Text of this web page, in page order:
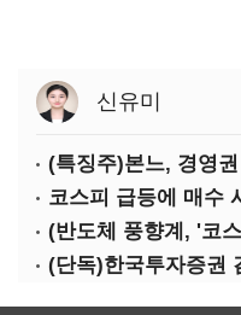
신유미
코스피 급등에 매수